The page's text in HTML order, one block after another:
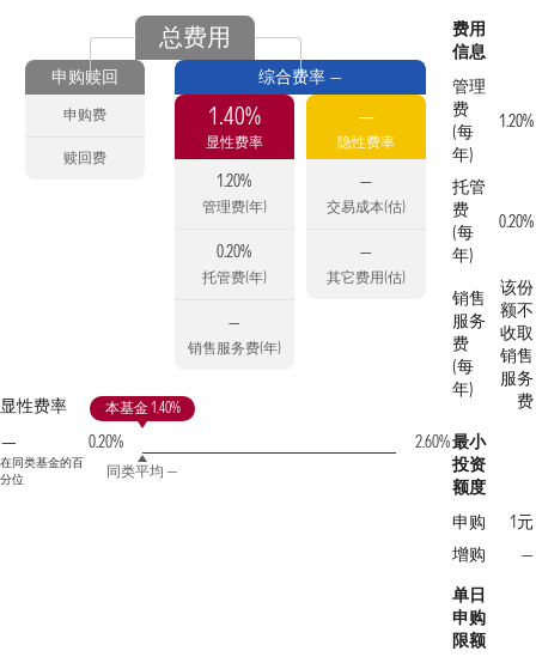
总费用
申购赎回
申购费
赎回费
综合费率 —
1.40%
显性费率
1.20%
管理费(年)
0.20%
托管费(年)
—
销售服务费(年)
—
隐性费率
—
交易成本(估)
—
其它费用(估)
显性费率
—
在同类基金的百
分位
0.20%
本基金 1.40%
同类平均 —
2.60%
费用
信息
管理
费
(每
年)
1.20%
托管
费
(每
年)
0.20%
销售
服务
费
(每
年)
该份
额不
收取
销售
服务
费
最小
投资
额度
申购
1元
增购
—
单日
申购
限额